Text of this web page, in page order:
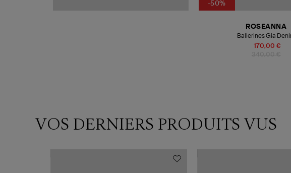
-50%
170,00 €
ROSEANNA
Ballerines Gia
VOS DERNIERS PRODUITS VUS